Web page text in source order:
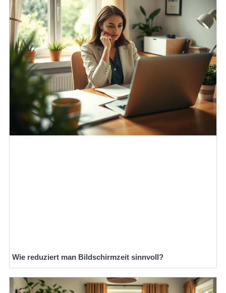
Wie reduziert man Bildschirmzeit sinnvoll?